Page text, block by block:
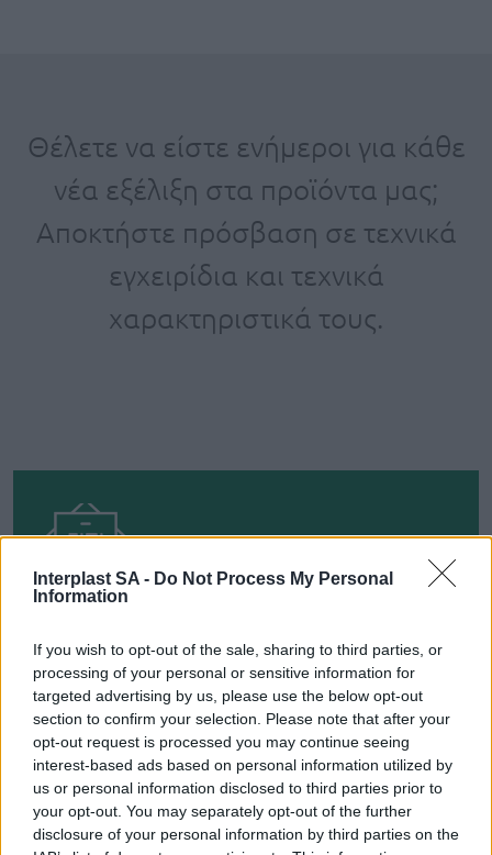
Interplast SA - Do Not Process My Personal
Information
If you wish to opt-out of the sale, sharing to third parties, or
processing of your personal or sensitive information for
targeted advertising by us, please use the below opt-out
section to confirm your selection. Please note that after your
opt-out request is processed you may continue seeing
interest-based ads based on personal information utilized by
us or personal information disclosed to third parties prior to
your opt-out. You may separately opt-out of the further
disclosure of your personal information by third parties on the
Θέλετε να είστε ενήμεροι για κάθε
νέα εξέλιξη στα προϊόντα μας;
Αποκτήστε πρόσβαση σε τεχνικά
εγχειρίδια και τεχνικά
χαρακτηριστικά τους.
ΕΓΓΡΑΦΕΙΤΕ ΓΙΑ ΝΑ ΠΑΙΡΝΕΤΕ ΤΙΣ
ΕΓΓΡΑΦΗ